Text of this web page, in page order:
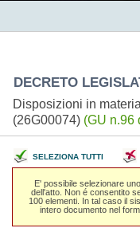
DECRETO
Disposizioni in
(26G00074) (GU n.96
SELEZIONA TUTTI
E' possibile selezionare
dell'atto. Non é consentito
100 elementi. In tal caso il
intero documento nel